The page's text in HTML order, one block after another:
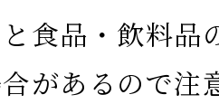
食品・飲料品
があるので注